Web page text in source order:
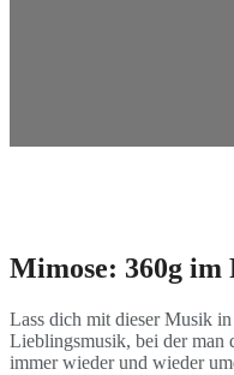
Mimose: 360g im
Lass dich mit dieser Musik
Lieblingsmusik, bei der man
immer wieder und wieder